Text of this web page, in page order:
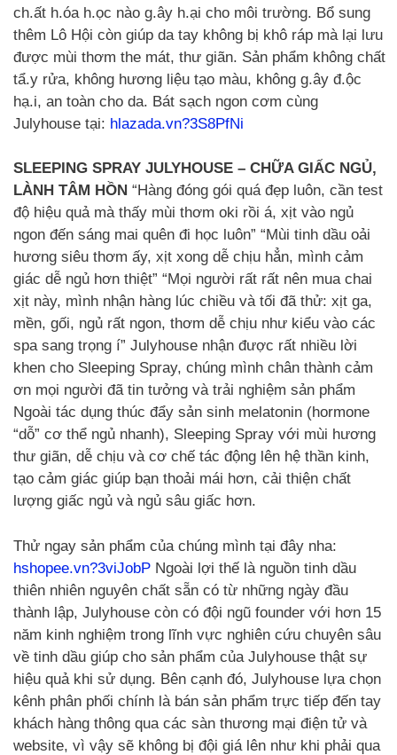
ch.ất h.óa h.ọc nào g.ây h.ại cho môi trường. Bổ sung
thêm Lô Hội còn giúp da tay không bị khô ráp mà lại lưu
được mùi thơm the mát, thư giãn. Sản phẩm không chất
tẩ.y rửa, không hương liệu tạo màu, không g.ây đ.ộc
hạ.i, an toàn cho da. Bát sạch ngon cơm cùng
Julyhouse tại: hlazada.vn?3S8PfNi
SLEEPING SPRAY JULYHOUSE – CHỮA GIẤC NGỦ,
LÀNH TÂM HỒN “Hàng đóng gói quá đẹp luôn, cần test
độ hiệu quả mà thấy mùi thơm oki rồi á, xịt vào ngủ
ngon đến sáng mai quên đi học luôn” “Mùi tinh dầu oải
hương siêu thơm ấy, xịt xong dễ chịu hẳn, mình cảm
giác dễ ngủ hơn thiệt” “Mọi người rất rất nên mua chai
xịt này, mình nhận hàng lúc chiều và tối đã thử: xịt ga,
mền, gối, ngủ rất ngon, thơm dễ chịu như kiểu vào các
spa sang trọng í” Julyhouse nhận được rất nhiều lời
khen cho Sleeping Spray, chúng mình chân thành cảm
ơn mọi người đã tin tưởng và trải nghiệm sản phẩm
Ngoài tác dụng thúc đẩy sản sinh melatonin (hormone
“dỗ” cơ thể ngủ nhanh), Sleeping Spray với mùi hương
thư giãn, dễ chịu và cơ chế tác động lên hệ thần kinh,
tạo cảm giác giúp bạn thoải mái hơn, cải thiện chất
lượng giấc ngủ và ngủ sâu giấc hơn.
Thử ngay sản phẩm của chúng mình tại đây nha:
hshopee.vn?3viJobP Ngoài lợi thế là nguồn tinh dầu
thiên nhiên nguyên chất sẵn có từ những ngày đầu
thành lập, Julyhouse còn có đội ngũ founder với hơn 15
năm kinh nghiệm trong lĩnh vực nghiên cứu chuyên sâu
về tinh dầu giúp cho sản phẩm của Julyhouse thật sự
hiệu quả khi sử dụng. Bên cạnh đó, Julyhouse lựa chọn
kênh phân phối chính là bán sản phẩm trực tiếp đến tay
khách hàng thông qua các sàn thương mại điện tử và
website, vì vậy sẽ không bị đội giá lên như khi phải qua